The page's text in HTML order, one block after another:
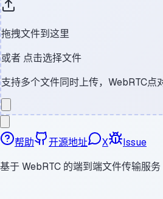
拖拽文件到这里
或者 点击选择文件
支持多个文件同时上传，WebRTC点
帮助 开源地址 X
Issue
基于 WebRTC 的端到端文件传输服务